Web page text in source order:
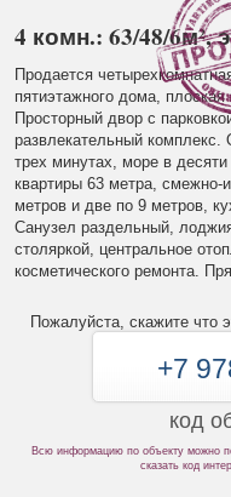
4 комн.: 63/48/6м²,
Продается
пятиэтажного дома,
Просторный двор с
развлекательный комплекс.
трех минутах, море в
квартиры 63 метра, смежно-
метров и две по 9 метров,
Санузел раздельный,
столяркой, центральное
косметического ремонта.
Пожалуйста, скажите что
+7
код
Всю информацию по объекту можно
сказать код